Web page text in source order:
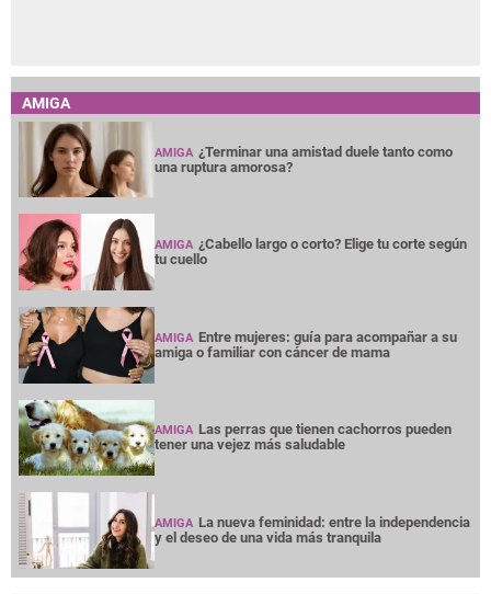
AMIGA
AMIGA ¿Terminar una amistad duele tanto como
una ruptura amorosa?
AMIGA ¿Cabello largo o corto? Elige tu corte según
tu cuello
AMIGA Entre mujeres: guía para acompañar a su
amiga o familiar con cáncer de mama
AMIGA Las perras que tienen cachorros pueden
tener una vejez más saludable
AMIGA La nueva feminidad: entre la independencia
y el deseo de una vida más tranquila